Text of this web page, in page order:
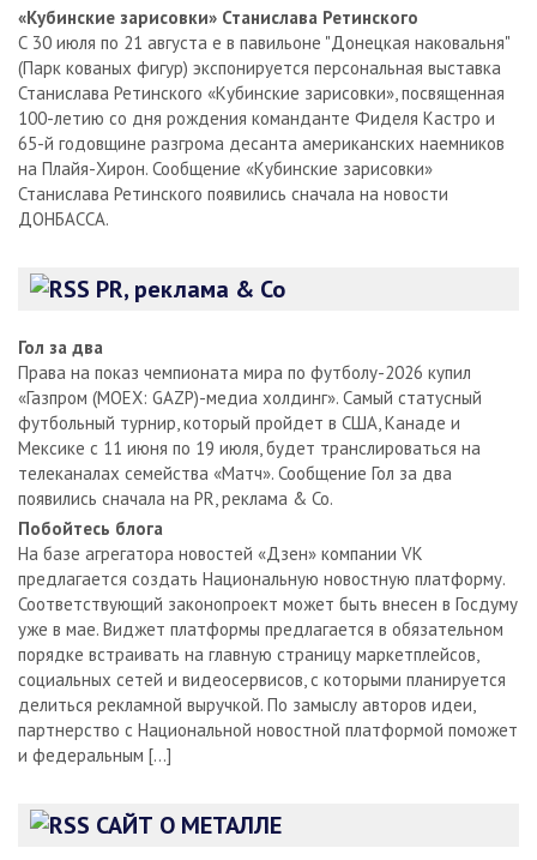
«Кубинские зарисовки» Станислава Ретинского
С 30 июля по 21 августа е в павильоне "Донецкая наковальня"
(Парк кованых фигур) экспонируется персональная выставка
Станислава Ретинского «Кубинские зарисовки», посвященная
100-летию со дня рождения команданте Фиделя Кастро и
65-й годовщине разгрома десанта американских наемников
на Плайя-Хирон. Сообщение «Кубинские зарисовки»
Станислава Ретинского появились сначала на новости
ДОНБАССА.
PR, реклама & Co
Гол за два
Права на показ чемпионата мира по футболу-2026 купил
«Газпром (MOEX: GAZP)-медиа холдинг». Самый статусный
футбольный турнир, который пройдет в США, Канаде и
Мексике с 11 июня по 19 июля, будет транслироваться на
телеканалах семейства «Матч». Сообщение Гол за два
появились сначала на PR, реклама & Co.
Побойтесь блога
На базе агрегатора новостей «Дзен» компании VK
предлагается создать Национальную новостную платформу.
Соответствующий законопроект может быть внесен в Госдуму
уже в мае. Виджет платформы предлагается в обязательном
порядке встраивать на главную страницу маркетплейсов,
социальных сетей и видеосервисов, с которыми планируется
делиться рекламной выручкой. По замыслу авторов идеи,
партнерство с Национальной новостной платформой поможет
и федеральным […]
САЙТ О МЕТАЛЛЕ